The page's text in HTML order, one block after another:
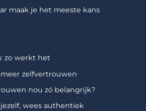
maak je het meeste kans
zo werkt het
zelfvertrouwen
nou zó belangrijk?
wees authentiek